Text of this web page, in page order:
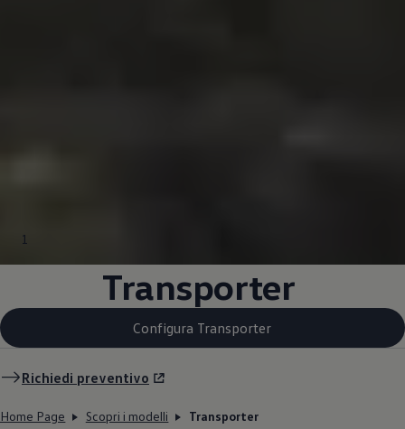
1
Transporter
Configura Transporter
Richiedi preventivo
Home Page Scopri i modelli Transporter